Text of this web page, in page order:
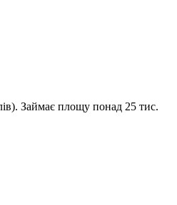
Займає площу понад 25 тис.